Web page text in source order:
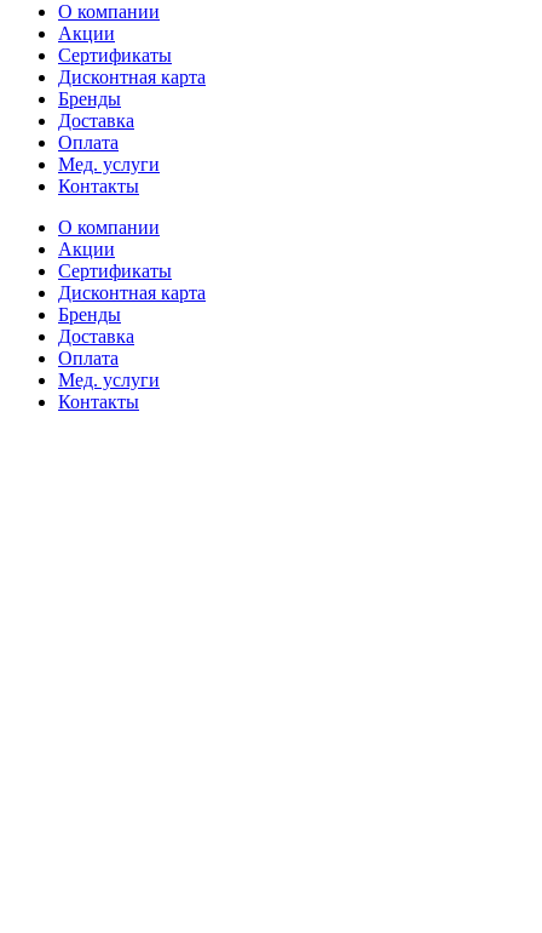
О компании
Акции
Сертификаты
Дисконтная карта
Бренды
Доставка
Оплата
Мед. услуги
Контакты
О компании
Акции
Сертификаты
Дисконтная карта
Бренды
Доставка
Оплата
Мед. услуги
Контакты